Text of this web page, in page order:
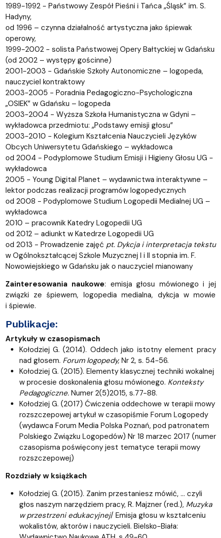
1989-1992 - Państwowy Zespół Pieśni i Tańca „Śląsk” im. S.
Hadyny,
od 1996 – czynna działalność artystyczna jako śpiewak
operowy,
1999-2002 - solista Państwowej Opery Bałtyckiej w Gdańsku
(od 2002 – występy gościnne)
2001-2003 - Gdańskie Szkoły Autonomiczne – logopeda,
nauczyciel kontraktowy
2003-2005 - Poradnia Pedagogiczno-Psychologiczna
„OSIEK” w Gdańsku – logopeda
2003-2004 - Wyższa Szkoła Humanistyczna w Gdyni –
wykładowca przedmiotu: „Podstawy emisji głosu”
2003-2010 - Kolegium Kształcenia Nauczycieli Języków
Obcych Uniwersytetu Gdańskiego – wykładowca
od 2004 - Podyplomowe Studium Emisji i Higieny Głosu UG -
wykładowca
2005 - Young Digital Planet – wydawnictwa interaktywne –
lektor podczas realizacji programów logopedycznych
od 2008 - Podyplomowe Studium Logopedii Medialnej UG –
wykładowca
2010 – pracownik Katedry Logopedii UG
od 2012 – adiunkt w Katedrze Logopedii UG
od 2013 - Prowadzenie zajęć pt. Dykcja i interpretacja tekstu
w Ogólnokształcącej Szkole Muzycznej I i II stopnia im. F.
Nowowiejskiego w Gdańsku jak o nauczyciel mianowany
Zainteresowania naukowe: emisja głosu mówionego i jej
związki ze śpiewem, logopedia medialna, dykcja w mowie
i śpiewie.
Publikacje:
Artykuły w czasopismach
Kołodziej G. (2014). Oddech jako istotny element pracy
nad głosem. Forum logopedy, Nr 2, s. 54-56.
Kołodziej G. (2015). Elementy klasycznej techniki wokalnej
w procesie doskonalenia głosu mówionego. Konteksty
Pedagogiczne. Numer 2(5)2015, s.77-88.
Kołodziej G. (2017) Ćwiczenia oddechowe w terapii mowy
rozszczepowej artykuł w czasopiśmie Forum Logopedy
(wydawca Forum Media Polska Poznań, pod patronatem
Polskiego Związku Logopedów) Nr 18 marzec 2017 (numer
czasopisma poświęcony jest tematyce terapii mowy
rozszczepowej)
Rozdziały w książkach
Kołodziej G. (2015). Zanim przestaniesz mówić, … czyli
głos naszym narzędziem pracy, R. Majzner (red.), Muzyka
w przestrzeni edukacyjnej/ Emisja głosu w kształceniu
wokalistów, aktorów i nauczycieli. Bielsko-Biała: